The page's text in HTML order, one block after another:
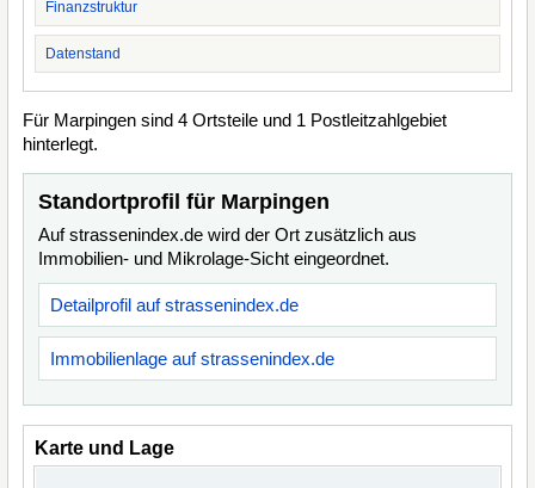
Finanzstruktur
Datenstand
Für Marpingen sind 4 Ortsteile und 1 Postleitzahlgebiet
hinterlegt.
Standortprofil für Marpingen
Auf strassenindex.de wird der Ort zusätzlich aus
Immobilien- und Mikrolage-Sicht eingeordnet.
Detailprofil auf strassenindex.de
Immobilienlage auf strassenindex.de
Karte und Lage